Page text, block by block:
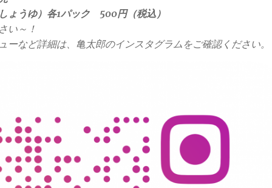
ょうゆ）各1パック 500円（税込）
い～！
ーなど詳細は、亀太郎のインスタグラムをご確認ください。